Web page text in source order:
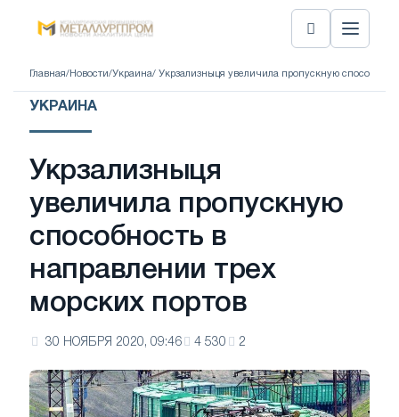
Главная/ Новости/Украина/ Укрзализныця увеличила пропускную
УКРАИНА
Укрзализныця
увеличила пропускную
способность в
направлении трех
морских портов
30 НОЯБРЯ 2020, 09:46 4 530 2